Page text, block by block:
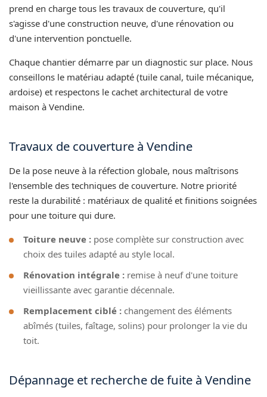
prend en charge tous les travaux de couverture, qu'il
s'agisse d'une construction neuve, d'une rénovation ou
d'une intervention ponctuelle.
Chaque chantier démarre par un diagnostic sur place. Nous
conseillons le matériau adapté (tuile canal, tuile mécanique,
ardoise) et respectons le cachet architectural de votre
maison à Vendine.
Travaux de couverture à Vendine
De la pose neuve à la réfection globale, nous maîtrisons
l'ensemble des techniques de couverture. Notre priorité
reste la durabilité : matériaux de qualité et finitions soignées
pour une toiture qui dure.
Toiture neuve : pose complète sur construction avec
choix des tuiles adapté au style local.
Rénovation intégrale : remise à neuf d'une toiture
vieillissante avec garantie décennale.
Remplacement ciblé : changement des éléments
abîmés (tuiles, faîtage, solins) pour prolonger la vie du
toit.
Dépannage et recherche de fuite à Vendine